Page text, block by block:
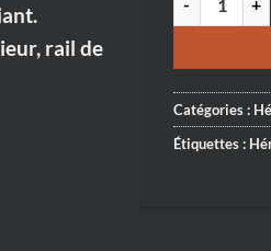
rail de
Catégories :
Étiquettes :